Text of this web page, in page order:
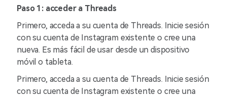
Paso 1: acceder a Threads
Primero, acceda a su cuenta de Threads. Inicie sesión
con su cuenta de Instagram existente o cree una
nueva. Es más fácil de usar desde un dispositivo
móvil o tableta.
Primero, acceda a su cuenta de Threads. Inicie sesión
con su cuenta de Instagram existente o cree una